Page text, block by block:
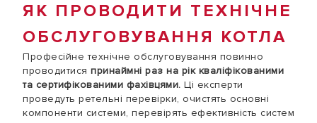
ЯК ПРОВОДИТИ ТЕХНІЧНЕ
ОБСЛУГОВУВАННЯ КОТЛА
Професійне технічне обслуговування повинно
проводитися принаймні раз на рік кваліфікованими
та сертифікованими фахівцями. Ці експерти
проведуть ретельні перевірки, очистять основні
компоненти системи, перевірять ефективність систем